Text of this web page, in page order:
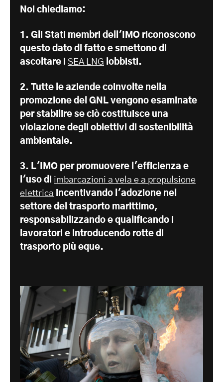
Noi chiediamo:
1. Gli Stati membri dell'IMO riconoscono
questo dato di fatto e smettono di
ascoltare i SEA LNG lobbisti.
2. Tutte le aziende coinvolte nella
promozione del GNL vengono esaminate
per stabilire se ciò costituisce una
violazione degli obiettivi di sostenibilità
ambientale.
3. L'IMO per promuovere l'efficienza e
l'uso di imbarcazioni a vela e a propulsione
elettrica incentivando l'adozione nel
settore del trasporto marittimo,
responsabilizzando e qualificando i
lavoratori e introducendo rotte di
trasporto più eque.